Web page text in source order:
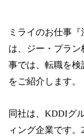
ミライのお仕事
は、ジー・プラ
事では、転職を検
をご紹介します。
同社は、KDDIグ
ィング企業です